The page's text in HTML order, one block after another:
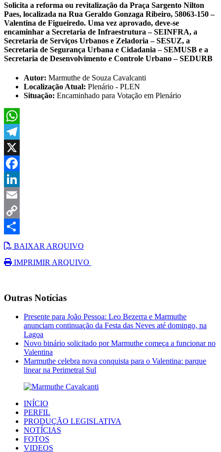
Solicita a reforma ou revitalização da Praça Sargento Nilton
Paes, localizada na Rua Geraldo Gonzaga Ribeiro, 58063-150 –
Valentina de Figueiredo. Uma vez aprovado, deve-se
encaminhar a Secretaria de Infraestrutura – SEINFRA, a
Secretaria de Serviços Urbanos e Zeladoria – SESUZ, a
Secretaria de Segurança Urbana e Cidadania – SEMUSB e a
Secretaria de Desenvolvimento e Controle Urbano – SEDURB
Autor: Marmuthe de Souza Cavalcanti
Localização Atual: Plenário - PLEN
Situação: Encaminhado para Votação em Plenário
WhatsApp
Telegram
X
Facebook
LinkedIn
Email
Copy
Link
ShareBAIXAR ARQUIVO
IMPRIMIR ARQUIVO
Outras Notícias
Presente para João Pessoa: Leo Bezerra e Marmuthe
anunciam continuação da Festa das Neves até domingo, na
Lagoa
Novo binário solicitado por Marmuthe começa a funcionar no
Valentina
Marmuthe celebra nova conquista para o Valentina: parque
linear na Perimetral Sul
INÍCIO
PERFIL
PRODUÇÃO LEGISLATIVA
NOTÍCIAS
FOTOS
VIDEOS